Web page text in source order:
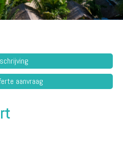
aanvraag